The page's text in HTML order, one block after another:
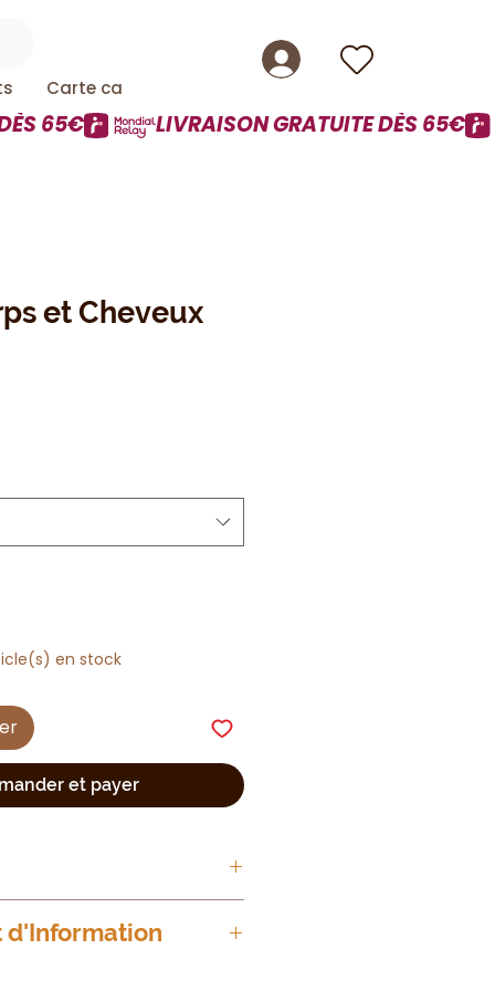
Carte cadeau
et Cheveux
en stock
et payer
d'Information